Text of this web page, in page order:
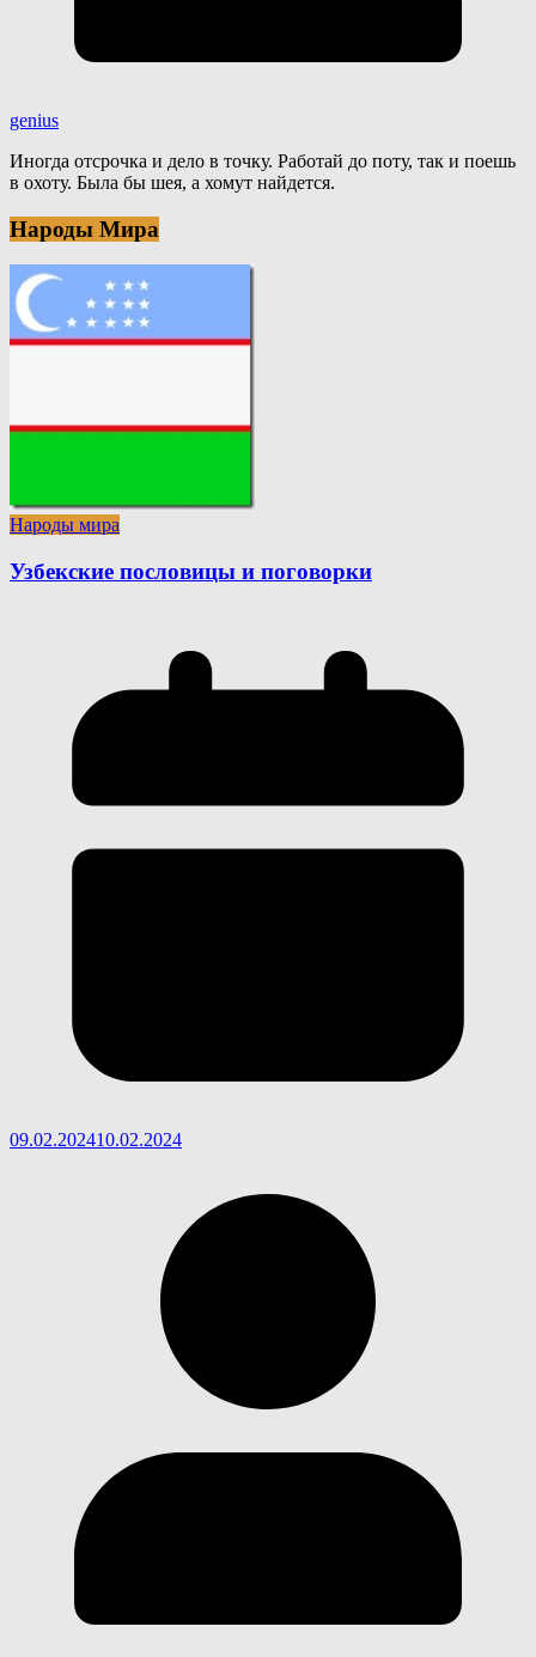
genius
Иногда отсрочка и дело в точку. Работай до поту, так и поешь
в охоту. Была бы шея, а хомут найдется.
Народы Мира
Народы мира
Узбекские пословицы и поговорки
09.02.202410.02.2024